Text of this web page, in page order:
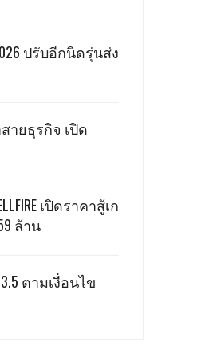
2026 ปรับอีกนิดรุ่นส่ง
สายธุรกิจ เปิด
เปิดราคาสู้เก
ล้าน
ตามเงื่อนไข